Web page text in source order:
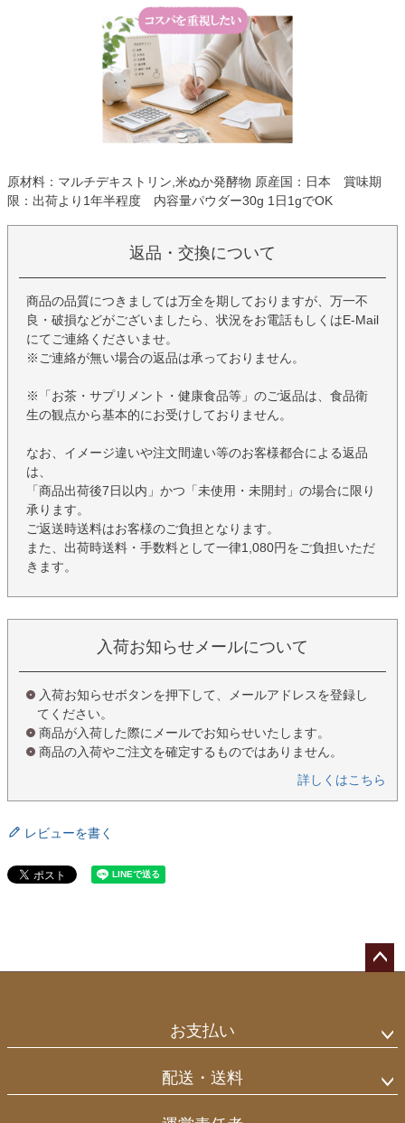
原材料：マルチデキストリン,米ぬか発酵物 原産国：日本 賞味期
限：出荷より1年半程度 内容量パウダー30g 1日1gでOK
返品・交換について
商品の品質につきましては万全を期しておりますが、万一不
良・破損などがございましたら、状況をお電話もしくはE-Mail
にてご連絡くださいませ。
※ご連絡が無い場合の返品は承っておりません。
※「お茶・サプリメント・健康食品等」のご返品は、食品衛
生の観点から基本的にお受けしておりません。
なお、イメージ違いや注文間違い等のお客様都合による返品
は、
「商品出荷後7日以内」かつ「未使用・未開封」の場合に限り
承ります。
ご返送時送料はお客様のご負担となります。
また、出荷時送料・手数料として一律1,080円をご負担いただ
きます。
入荷お知らせメールについて
入荷お知らせボタンを押下して、メールアドレスを登録し
てください。
商品が入荷した際にメールでお知らせいたします。
商品の入荷やご注文を確定するものではありません。
詳しくはこちら
レビューを書く
お支払い
配送・送料